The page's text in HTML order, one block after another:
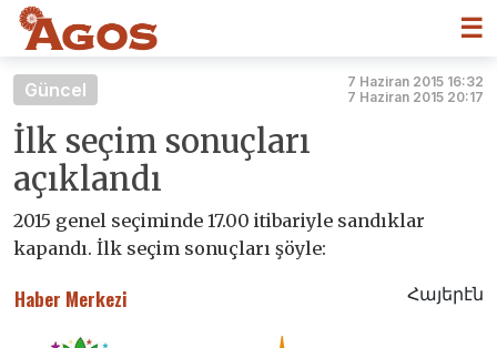
☰
Güncel
7 Haziran 2015 16:32
7 Haziran 2015 20:17
İlk seçim sonuçları
açıklandı
2015 genel seçiminde 17.00 itibariyle sandıklar
kapandı. İlk seçim sonuçları şöyle:
Haber Merkezi Հայերէն